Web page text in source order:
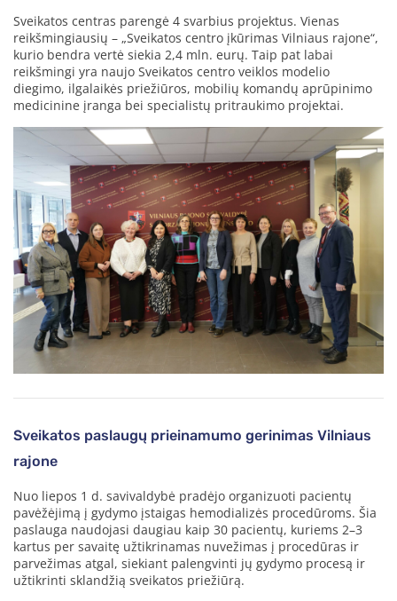
Sveikatos centras parengė 4 svarbius projektus. Vienas
reikšmingiausių – „Sveikatos centro įkūrimas Vilniaus rajone“,
kurio bendra vertė siekia 2,4 mln. eurų. Taip pat labai
reikšmingi yra naujo Sveikatos centro veiklos modelio
diegimo, ilgalaikės priežiūros, mobilių komandų aprūpinimo
medicinine įranga bei specialistų pritraukimo projektai.
Sveikatos paslaugų prieinamumo gerinimas Vilniaus
rajone
Nuo liepos 1 d. savivaldybė pradėjo organizuoti pacientų
pavėžėjimą į gydymo įstaigas hemodializės procedūroms. Šia
paslauga naudojasi daugiau kaip 30 pacientų, kuriems 2–3
kartus per savaitę užtikrinamas nuvežimas į procedūras ir
parvežimas atgal, siekiant palengvinti jų gydymo procesą ir
užtikrinti sklandžią sveikatos priežiūrą.